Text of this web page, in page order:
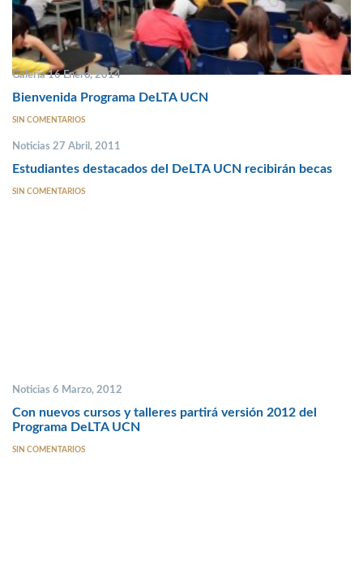
Galería 16 Enero, 2014
Bienvenida Programa DeLTA UCN
SIN COMENTARIOS
Noticias 27 Abril, 2011
Estudiantes destacados del DeLTA UCN recibirán becas
SIN COMENTARIOS
Noticias 6 Marzo, 2012
Con nuevos cursos y talleres partirá versión 2012 del
Programa DeLTA UCN
SIN COMENTARIOS